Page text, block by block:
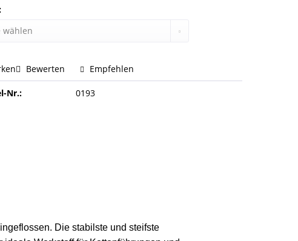
Bewerten Empfehlen
Nr.: 0193
Die stabilste und steifste